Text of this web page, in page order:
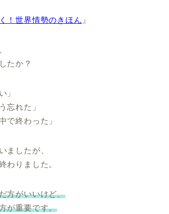
！世界情勢のきほん 』
たか？
」
忘れた」
で終わった」
ましたが、
わりました。
方がいいけど、
が重要です。